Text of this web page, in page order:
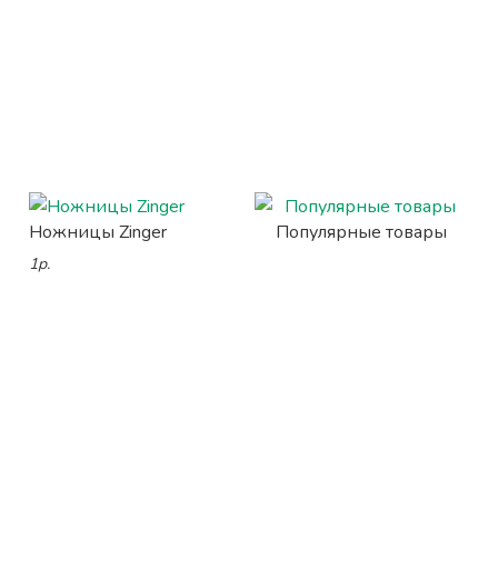
Ножницы Zinger
1р.
Популярные товары